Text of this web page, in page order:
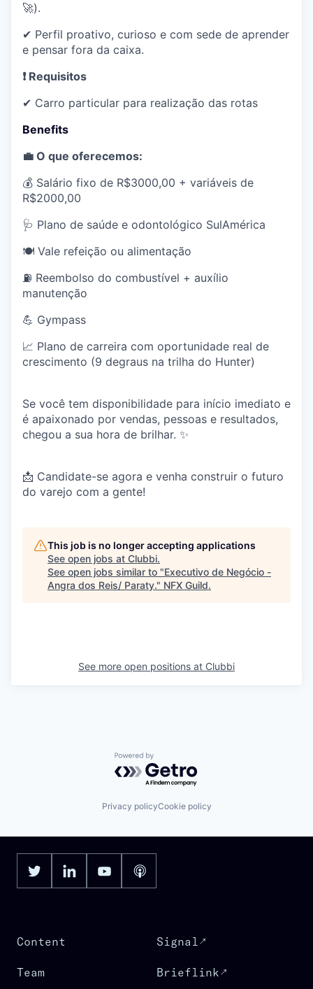
🚀).
✔ Perfil proativo, curioso e com sede de aprender
e pensar fora da caixa.
❗ Requisitos
✔ Carro particular para realização das rotas
Benefits
💼 O que oferecemos:
💰 Salário fixo de R$3000,00 + variáveis de
R$2000,00
🩺 Plano de saúde e odontológico SulAmérica
🍽 Vale refeição ou alimentação
⛽ Reembolso do combustível + auxílio
manutenção
💪 Gympass
📈 Plano de carreira com oportunidade real de
crescimento (9 degraus na trilha do Hunter)
Se você tem disponibilidade para início imediato e
é apaixonado por vendas, pessoas e resultados,
chegou a sua hora de brilhar. ✨
📩 Candidate-se agora e venha construir o futuro
do varejo com a gente!
This job is no longer accepting applications
See open jobs at Clubbi.
See open jobs similar to "Executivo de Negócio -
Angra dos Reis/ Paraty." NFX Guild.
See more open positions at Clubbi
Powered by Getro.com
Privacy policyCookie policy
Content
Team
Signal
Brieflink